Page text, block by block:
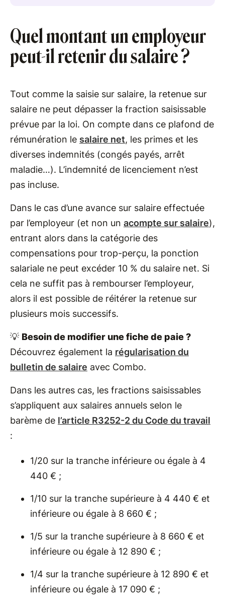
Quel montant un employeur
peut-il retenir du salaire ?
Tout comme la saisie sur salaire, la retenue sur
salaire ne peut dépasser la fraction saisissable
prévue par la loi. On compte dans ce plafond de
rémunération le salaire net, les primes et les
diverses indemnités (congés payés, arrêt
maladie…). L’indemnité de licenciement n’est
pas incluse.
Dans le cas d’une avance sur salaire effectuée
par l’employeur (et non un acompte sur salaire),
entrant alors dans la catégorie des
compensations pour trop-perçu, la ponction
salariale ne peut excéder 10 % du salaire net. Si
cela ne suffit pas à rembourser l’employeur,
alors il est possible de réitérer la retenue sur
plusieurs mois successifs.
💡 Besoin de modifier une fiche de paie ?
Découvrez également la régularisation du
bulletin de salaire avec Combo.
Dans les autres cas, les fractions saisissables
s’appliquent aux salaires annuels selon le
barème de l’article R3252-2 du Code du travail
:
1/20 sur la tranche inférieure ou égale à 4
440 € ;
1/10 sur la tranche supérieure à 4 440 € et
inférieure ou égale à 8 660 € ;
1/5 sur la tranche supérieure à 8 660 € et
inférieure ou égale à 12 890 € ;
1/4 sur la tranche supérieure à 12 890 € et
inférieure ou égale à 17 090 € ;